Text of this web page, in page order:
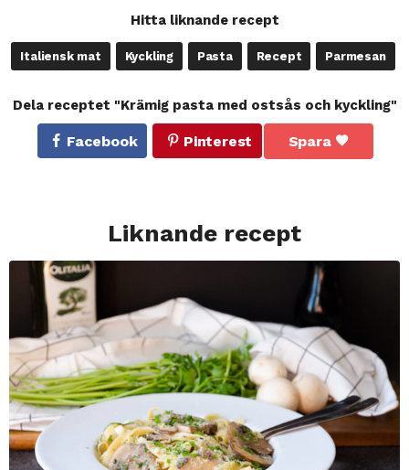
Hitta liknande recept
Italiensk mat Kyckling Pasta Recept Parmesan
Dela receptet "Krämig pasta med ostsås och kyckling"
Facebook Pinterest Spara
Liknande recept